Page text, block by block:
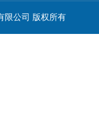
限公司 版权所有